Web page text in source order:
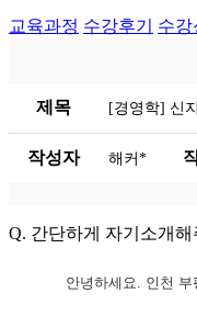
교육과정 수강후기 수강
제목
[경영학] 신
작성자 해커*
Q. 간단하게 자기소개해
안녕하세요 인천 부